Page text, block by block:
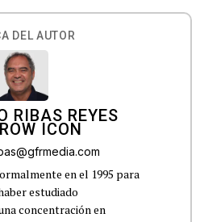
DEL AUTOR
RIBAS REYES
en el 1995 para
estudiado
concentración en